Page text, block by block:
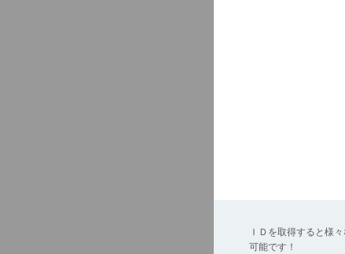
ＩＤを取得すると様
可能です！